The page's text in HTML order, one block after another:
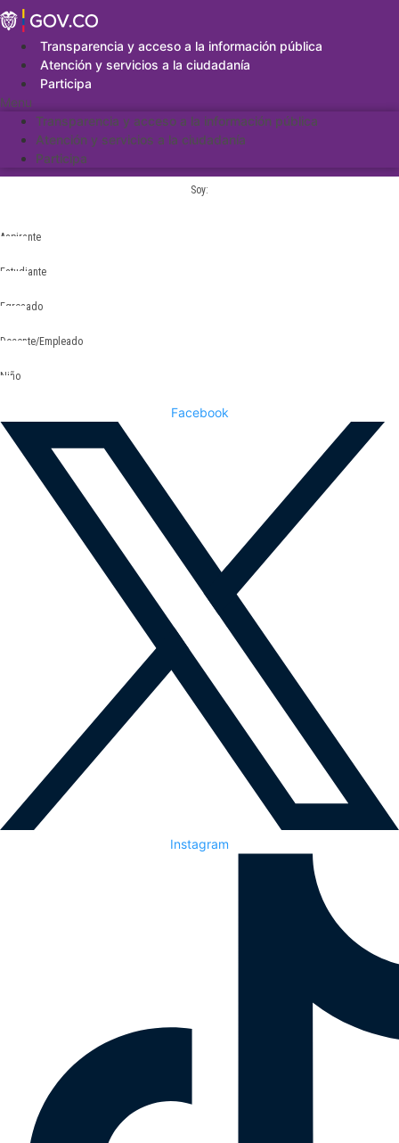
Saltar
al
contenidoTransparencia y acceso a la información pública
Atención y servicios a la ciudadanía
Participa
Menu
Transparencia y acceso a la información pública
Atención y servicios a la ciudadanía
Participa
Soy:
Aspirante
Estudiante
Egresado
Docente/Empleado
Niño
Facebook
Instagram